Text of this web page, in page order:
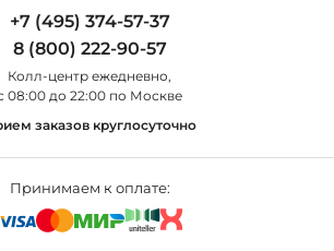
+7 (495) 374-57-37
8 (800) 222-90-57
Колл-центр eжедневно,
08:00 до 22:00 по Москве
заказов круглосуточно
Принимаем к оплате: